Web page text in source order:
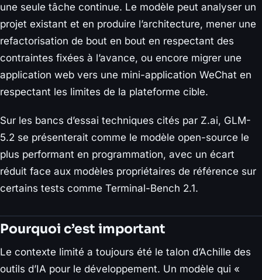
une seule tâche continue. Le modèle peut analyser un
projet existant et en produire l’architecture, mener une
refactorisation de bout en bout en respectant des
contraintes fixées à l’avance, ou encore migrer une
application web vers une mini-application WeChat en
respectant les limites de la plateforme cible.
Sur les bancs d’essai techniques cités par Z.ai, GLM-
5.2 se présenterait comme le modèle open-source le
plus performant en programmation, avec un écart
réduit face aux modèles propriétaires de référence sur
certains tests comme Terminal-Bench 2.1.
Pourquoi c’est important
Le contexte limité a toujours été le talon d’Achille des
outils d’IA pour le développement. Un modèle qui «